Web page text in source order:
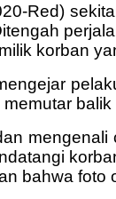
Red)
korban
bahwa foto